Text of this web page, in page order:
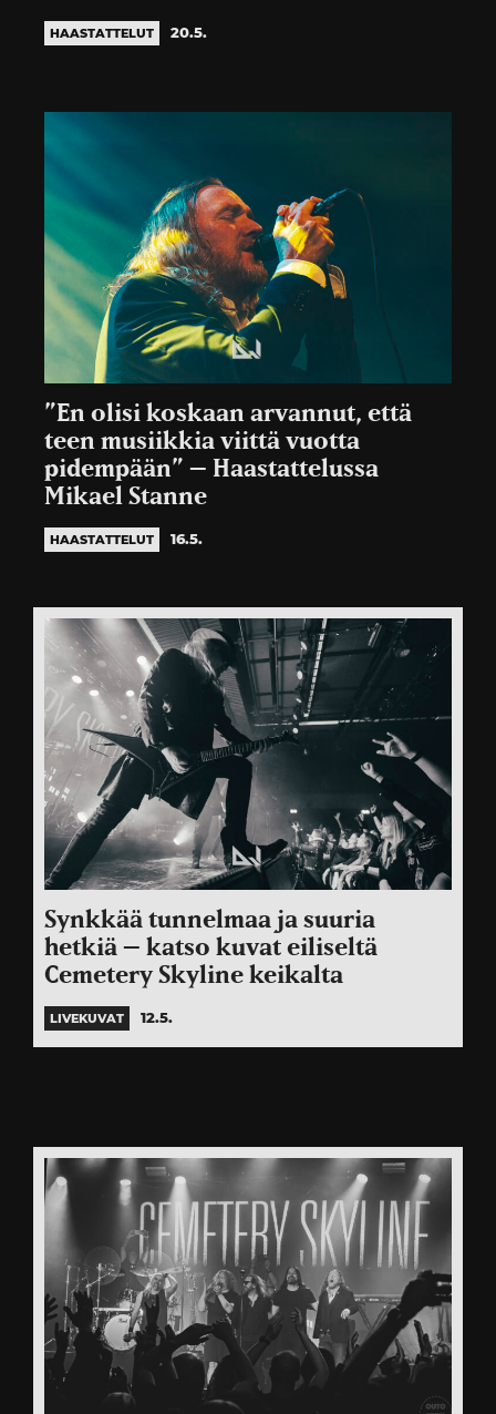
HAASTATTELUT 20.5.
”En olisi koskaan arvannut, että
teen musiikkia viittä vuotta
pidempään” – Haastattelussa
Mikael Stanne
HAASTATTELUT 16.5.
Synkkää tunnelmaa ja suuria
hetkiä – katso kuvat eiliseltä
Cemetery Skyline keikalta
LIVEKUVAT 12.5.